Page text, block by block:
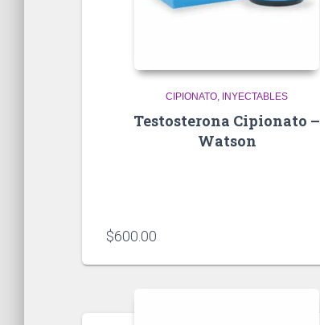
CIPIONATO INYECTABLES
Testosterona Cipionato –
Watson
$600.00